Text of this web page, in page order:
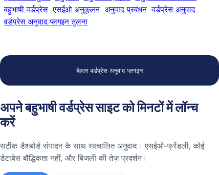
बहुभाषी वर्डप्रेस एसईओ अनुकूलन अनुवाद प्रबंधन वर्डप्रेस अनुवाद
वर्डप्रेस अनुवाद प्लगइन तुलना
बेहतर वर्डप्रेस अनुवाद प्लगइन
अपने बहुभाषी वर्डप्रेस साइट को मिनटों में लॉन्च
करें
सटीक डैशबोर्ड संपादन के साथ स्वचालित अनुवाद। एसईओ-फ्रेंडली, कोई
डेटाबेस बौद्धिकता नहीं, और बिजली की तेज़ प्रदर्शन।